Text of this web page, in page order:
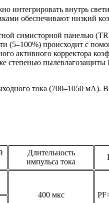
внутрь
обеспечивают низкий
симисторной панелью
(5–100%) происходит с
активного корректора
степенью пылевлагозащиты
тока (700–1050
Длительность
импульса тока
400 мкс